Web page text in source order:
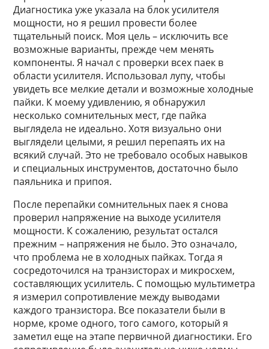
Диагностика уже указала на блок усилителя
мощности, но я решил провести более
тщательный поиск. Моя цель – исключить все
возможные варианты, прежде чем менять
компоненты. Я начал с проверки всех паек в
области усилителя. Использовал лупу, чтобы
увидеть все мелкие детали и возможные холодные
пайки. К моему удивлению, я обнаружил
несколько сомнительных мест, где пайка
выглядела не идеально. Хотя визуально они
выглядели целыми, я решил перепаять их на
всякий случай. Это не требовало особых навыков
и специальных инструментов, достаточно было
паяльника и припоя.
После перепайки сомнительных паек я снова
проверил напряжение на выходе усилителя
мощности. К сожалению, результат остался
прежним – напряжения не было. Это означало,
что проблема не в холодных пайках. Тогда я
сосредоточился на транзисторах и микросхем,
составляющих усилитель. С помощью мультиметра
я измерил сопротивление между выводами
каждого транзистора. Все показатели были в
норме, кроме одного, того самого, который я
заметил еще на этапе первичной диагностики. Его